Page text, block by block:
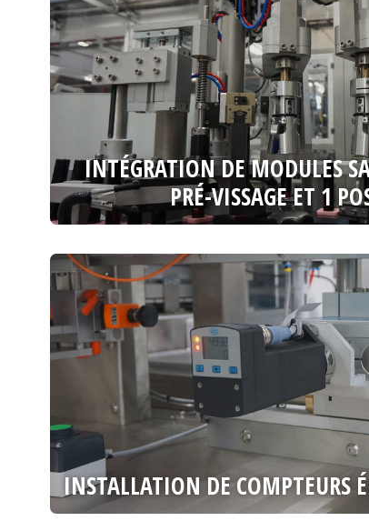
INTÉGRATION DE MODULES
PRÉ-VISSAGE ET 1
INSTALLATION DE COMPTEURS